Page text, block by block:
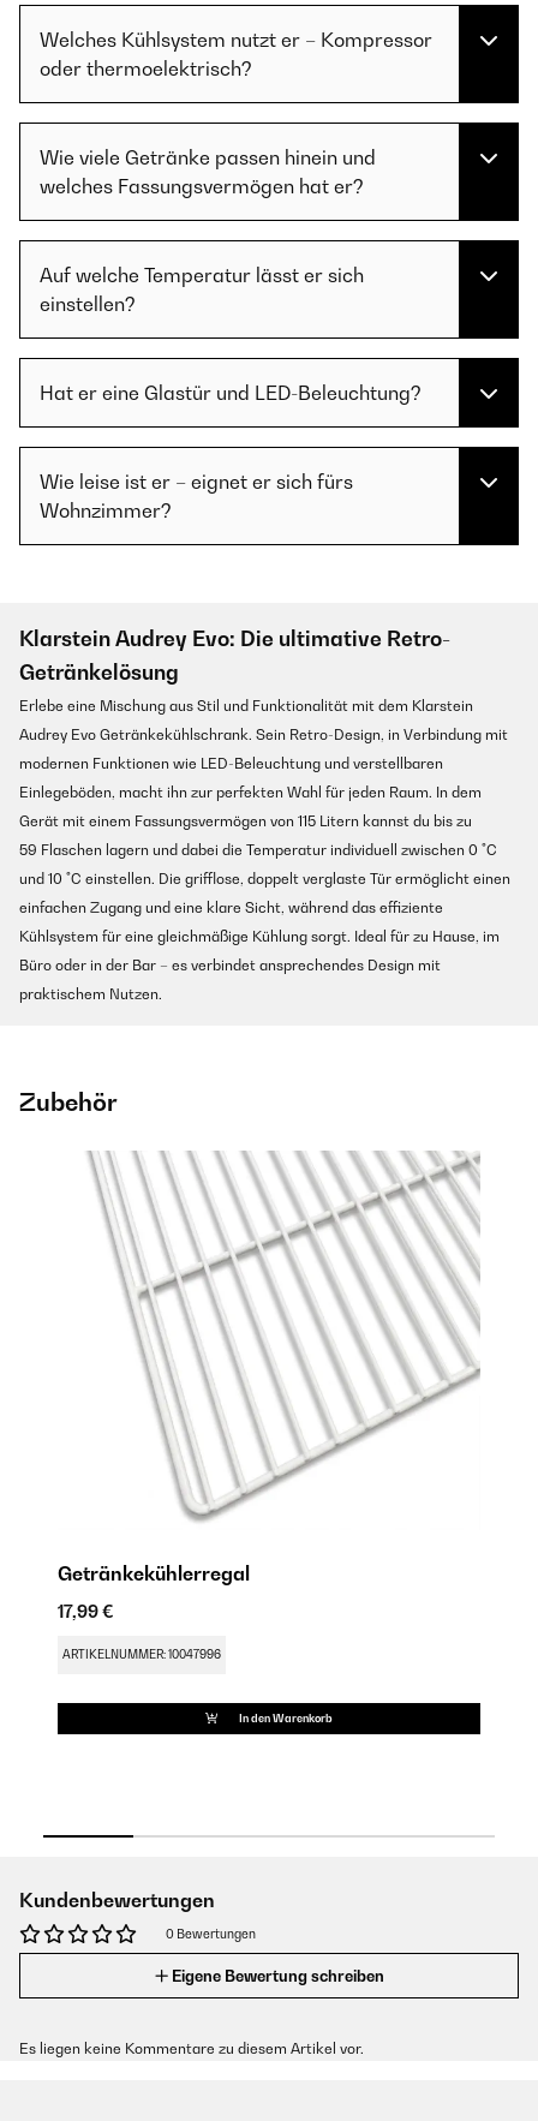
Welches Kühlsystem nutzt er – Kompressor
oder thermoelektrisch?
Wie viele Getränke passen hinein und
welches Fassungsvermögen hat er?
Auf welche Temperatur lässt er sich
einstellen?
Hat er eine Glastür und LED-Beleuchtung?
Wie leise ist er – eignet er sich fürs
Wohnzimmer?
Klarstein Audrey Evo: Die ultimative Retro-
Getränkelösung
Erlebe eine Mischung aus Stil und Funktionalität mit dem Klarstein
Audrey Evo Getränkekühlschrank. Sein Retro-Design, in Verbindung mit
modernen Funktionen wie LED-Beleuchtung und verstellbaren
Einlegeböden, macht ihn zur perfekten Wahl für jeden Raum. In dem
Gerät mit einem Fassungsvermögen von 115 Litern kannst du bis zu
59 Flaschen lagern und dabei die Temperatur individuell zwischen 0 °C
und 10 °C einstellen. Die grifflose, doppelt verglaste Tür ermöglicht einen
einfachen Zugang und eine klare Sicht, während das effiziente
Kühlsystem für eine gleichmäßige Kühlung sorgt. Ideal für zu Hause, im
Büro oder in der Bar – es verbindet ansprechendes Design mit
praktischem Nutzen.
Zubehör
Getränkekühlerregal
17,99 €
ARTIKELNUMMER: 10047996
In den Warenkorb
Kundenbewertungen
0 Bewertungen
Eigene Bewertung schreiben
Es liegen keine Kommentare zu diesem Artikel vor.